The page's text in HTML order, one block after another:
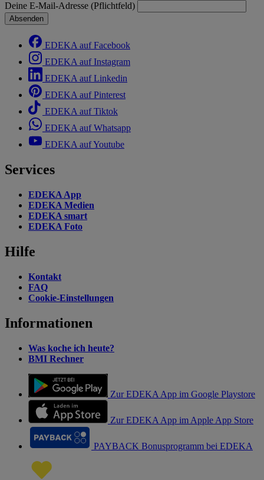
Deine E-Mail-Adresse (Pflichtfeld)
Absenden
EDEKA auf Facebook
EDEKA auf Instagram
EDEKA auf Linkedin
EDEKA auf Pinterest
EDEKA auf Tiktok
EDEKA auf Whatsapp
EDEKA auf Youtube
Services
EDEKA App
EDEKA Medien
EDEKA smart
EDEKA Foto
Hilfe
Kontakt
FAQ
Cookie-Einstellungen
Informationen
Was koche ich heute?
BMI Rechner
Zur EDEKA App im Google Playstore
Zur EDEKA App im Apple App Store
PAYBACK Bonusprogramm bei EDEKA